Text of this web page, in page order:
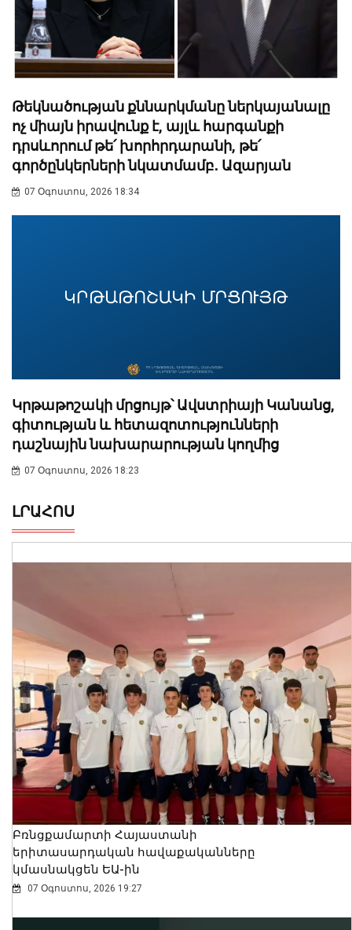
Թեկնածության քննարկմանը ներկայանալը
ոչ միայն իրավունք է, այլև հարգանքի
դրսևորում թե՛ խորհրդարանի, թե՛
գործընկերների նկատմամբ․ Ազարյան
07 Օգոստոս, 2026 18:34
Կրթաթոշակի մրցույթ՝ Ավստրիայի Կանանց,
գիտության և հետազոտությունների
դաշնային նախարարության կողմից
07 Օգոստոս, 2026 18:23
ԼՐԱՀՈՍ
Բռնցքամարտի Հայաստանի
երիտասարդական հավաքականները
կմասնակցեն ԵԱ-ին
07 Օգոստոս, 2026 19:27